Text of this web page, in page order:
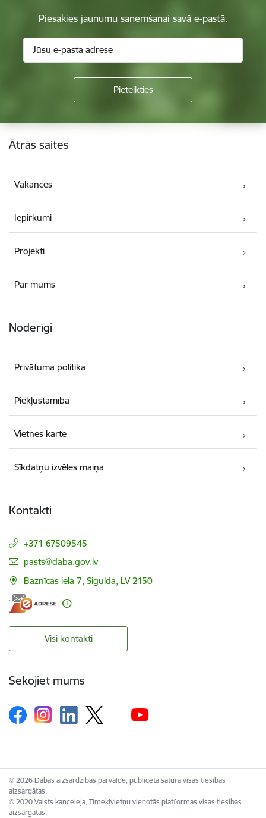
Piesakies jaunumu saņemšanai savā e-pastā.
Kājene
Ātrās saites
Vakances
Iepirkumi
Projekti
Par mums
Noderīgi
Privātuma politika
Piekļūstamība
Vietnes karte
Sīkdatņu izvēles maiņa
Kontakti
+371 67509545
E-pasts:
pasts@daba.gov.lv
Baznīcas iela 7, Sigulda, LV 2150
Visi kontakti
Sekojiet mums
© 2026 Dabas aizsardzības pārvalde, publicētā satura visas tiesības
aizsargātas.
© 2020 Valsts kanceleja, Tīmekļvietņu vienotās platformas visas tiesības
aizsargātas.